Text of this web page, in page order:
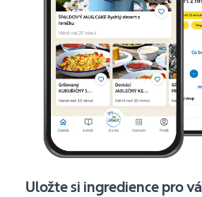
Uložte si ingredience pro